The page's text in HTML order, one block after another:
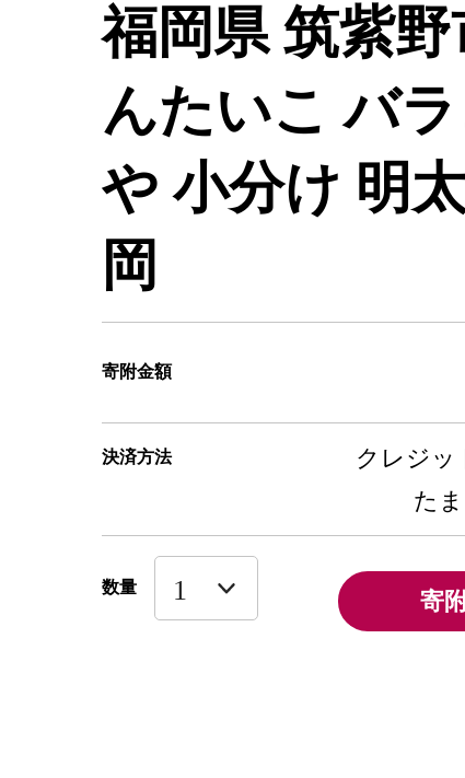
福岡県 筑紫野
んたいこ バ
や 小分け 明
岡
寄附金額
決済方法
クレジッ
た
数量 寄